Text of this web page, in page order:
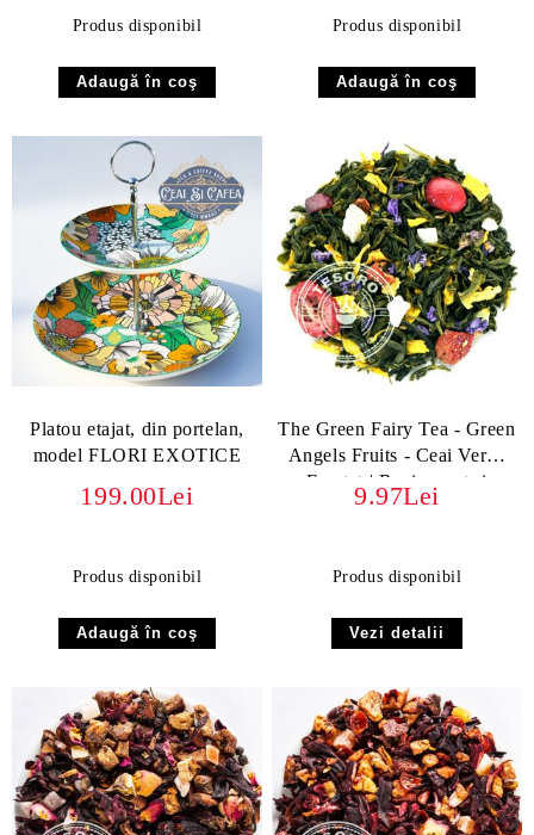
Produs disponibil Produs disponibil
Platou etajat, din portelan,
model FLORI EXOTICE
199.00Lei
Produs disponibil
The Green Fairy Tea - Green
Angels Fruits - Ceai Verde
Fructat | Revigorant și
Exotic
9.97Lei
Produs disponibil
Vezi detalii